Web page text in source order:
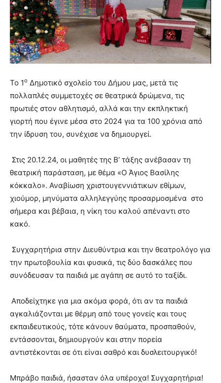
show.desi
xxx
brandi
lyons
teaches
you
meaning
pain.
pornhun
hd
porn
Το 1ο Δημοτικό σχολείο του Δήμου μας, μετά τις
πολλαπλές συμμετοχές σε θεατρικά δρώμενα, τις
πρωτιές στον αθλητισμό, αλλά και την εκπληκτική
γιορτή που έγινε μέσα στο 2024 για τα 100 χρόνια από
την ίδρυση του, συνέχισε να δημιουργεί.
Στις 20.12.24, οι μαθητές της Β’ τάξης ανέβασαν τη
θεατρική παράσταση, με θέμα «Ο Άγιος Βασίλης
κόκκαλο». Αναβίωση χριστουγεννιάτικων εθίμων,
χιούμορ, μηνύματα αλληλεγγύης προσαρμοσμένα στο
σήμερα και βέβαια, η νίκη του καλού απέναντι στο
κακό.
Συγχαρητήρια στην Διευθύντρια και την θεατρολόγο για
την πρωτοβουλία και φυσικά, τις δύο δασκάλες που
συνόδευσαν τα παιδιά με αγάπη σε αυτό το ταξίδι.
Αποδείχτηκε για μια ακόμα φορά, ότι αν τα παιδιά
αγκαλιάζονται με θέρμη από τους γονείς και τους
εκπαιδευτικούς, τότε κάνουν θαύματα, προσπαθούν,
εντάσσονται, δημιουργούν και στην πορεία
αντιστέκονται σε ότι είναι σαθρό και δυσλειτουργικό!
Μπράβο παιδιά, ήσασταν όλα υπέροχα! Συγχαρητήρια!